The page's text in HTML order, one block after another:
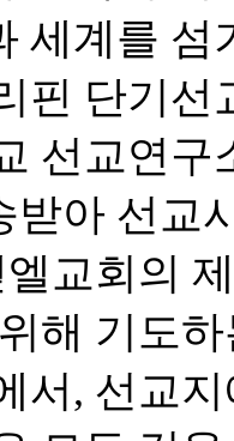
세계를
핀 단기
선교연구
받아 선교
엘교회의
해 기도
서, 선교